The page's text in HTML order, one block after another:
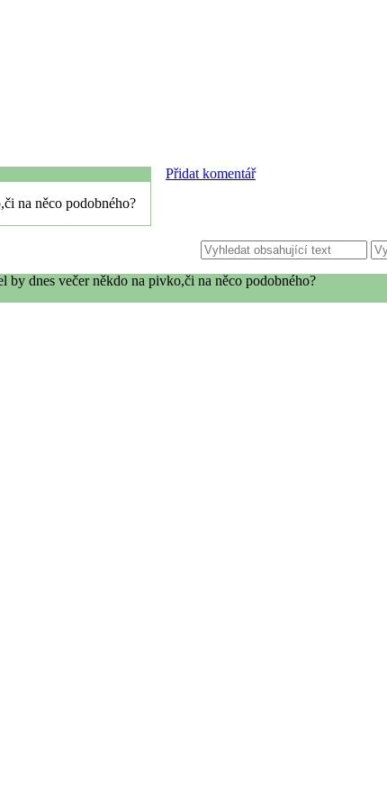
na něco podobného?
Přidat komentář
by dnes večer někdo na pivko,či na něco podobného?